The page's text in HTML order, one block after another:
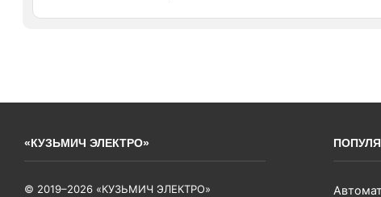
«КУЗЬМИЧ ЭЛЕКТРО»
© 2019–2026 «КУЗЬМИЧ ЭЛЕКТРО»